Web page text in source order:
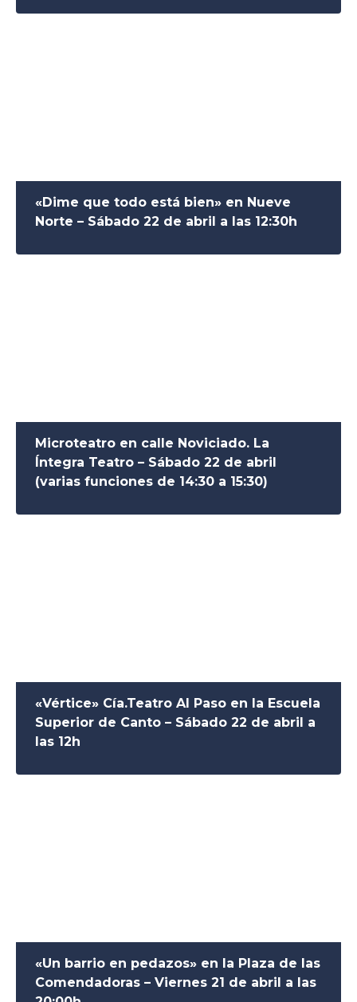
«Dime que todo está bien» en Nueve
Norte – Sábado 22 de abril a las 12:30h
Microteatro en calle Noviciado. La
Íntegra Teatro – Sábado 22 de abril
(varias funciones de 14:30 a 15:30)
«Vértice» Cía.Teatro Al Paso en la Escuela
Superior de Canto – Sábado 22 de abril a
las 12h
«Un barrio en pedazos» en la Plaza de las
Comendadoras – Viernes 21 de abril a las